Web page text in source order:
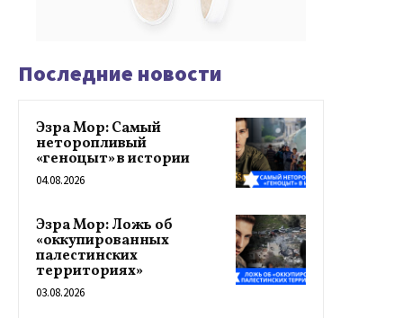
Последние новости
Эзра Мор: Самый
неторопливый
«геноцыт» в истории
04.08.2026
Эзра Мор: Ложь об
«оккупированных
палестинских
территориях»
03.08.2026